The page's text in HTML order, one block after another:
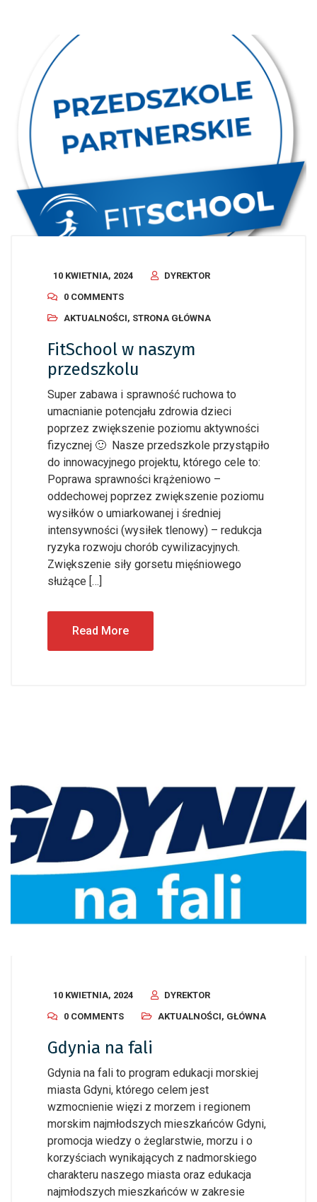
10 KWIETNIA, 2024
DYREKTOR
0 COMMENTS
AKTUALNOŚCI, STRONA GŁÓWNA
FitSchool w naszym
przedszkolu
Super zabawa i sprawność ruchowa to
umacnianie potencjału zdrowia dzieci
poprzez zwiększenie poziomu aktywności
fizycznej 🙂 Nasze przedszkole przystąpiło
do innowacyjnego projektu, którego cele to:
Poprawa sprawności krążeniowo –
oddechowej poprzez zwiększenie poziomu
wysiłków o umiarkowanej i średniej
intensywności (wysiłek tlenowy) – redukcja
ryzyka rozwoju chorób cywilizacyjnych.
Zwiększenie siły gorsetu mięśniowego
służące […]
Read More
10 KWIETNIA, 2024
DYREKTOR
0 COMMENTS
AKTUALNOŚCI, GŁÓWNA
Gdynia na fali
Gdynia na fali to program edukacji morskiej
miasta Gdyni, którego celem jest
wzmocnienie więzi z morzem i regionem
morskim najmłodszych mieszkańców Gdyni,
promocja wiedzy o żeglarstwie, morzu i o
korzyściach wynikających z nadmorskiego
charakteru naszego miasta oraz edukacja
najmłodszych mieszkańców w zakresie